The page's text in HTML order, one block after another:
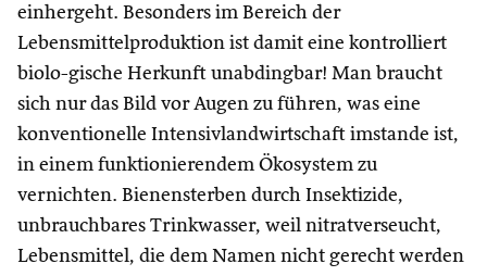
einhergeht. Besonders im Bereich der
Lebensmittelproduktion ist damit eine kontrolliert
biolo-gische Herkunft unabdingbar! Man braucht
sich nur das Bild vor Augen zu führen, was eine
konventionelle Intensivlandwirtschaft imstande ist,
in einem funktionierendem Ökosystem zu
vernichten. Bienensterben durch Insektizide,
unbrauchbares Trinkwasser, weil nitratverseucht,
Lebensmittel, die dem Namen nicht gerecht werden